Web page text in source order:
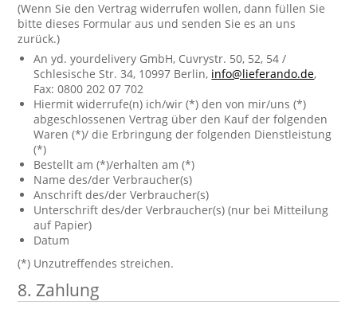
(Wenn Sie den Vertrag widerrufen wollen, dann füllen Sie
bitte dieses Formular aus und senden Sie es an uns
zurück.)
An yd. yourdelivery GmbH, Cuvrystr. 50, 52, 54 /
Schlesische Str. 34, 10997 Berlin, info@lieferando.de,
Fax: 0800 202 07 702
Hiermit widerrufe(n) ich/wir (*) den von mir/uns (*)
abgeschlossenen Vertrag über den Kauf der folgenden
Waren (*)/ die Erbringung der folgenden Dienstleistung
(*)
Bestellt am (*)/erhalten am (*)
Name des/der Verbraucher(s)
Anschrift des/der Verbraucher(s)
Unterschrift des/der Verbraucher(s) (nur bei Mitteilung
auf Papier)
Datum
(*) Unzutreffendes streichen.
8. Zahlung